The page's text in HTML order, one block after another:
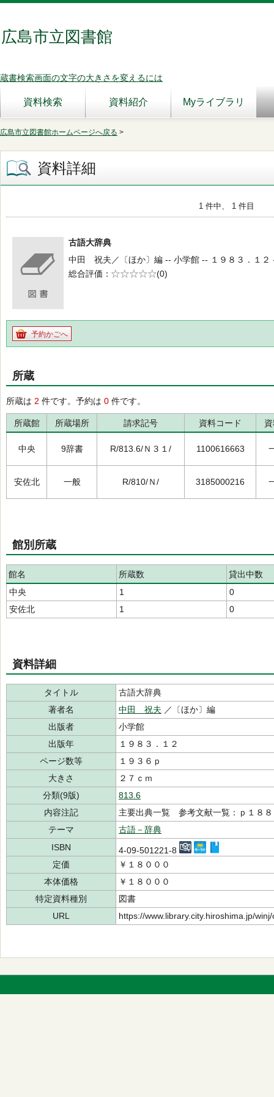
広島市立図書館
蔵書検索画面の文字の大きさを変えるには
資料検索 資料紹介 Myライブラリ
広島市立図書館ホームページへ戻る >
資料詳細
1 件中、 1 件目
古語大辞典
中田 祝夫／〔ほか〕編 -- 小学館 -- １９８３．１２
総合評価
5段階評価
(0)
予約かごへ
所蔵
所蔵は 2 件です。予約は 0 件です。
所蔵館 所蔵場所 請求記号 資料コード
中央 9辞書 R/813.6/Ｎ３１/ 1100616663
安佐北 一般 R/810/Ｎ/ 3185000216
館別所蔵
館名 所蔵数
貸出中数
中央
1
0
安佐北
1 0
資料詳細
タイトル
古語大辞典
著者名
中田 祝夫 ／〔ほか〕編
出版者
小学館
出版年
１９８３．１２
ページ数等
１９３６ｐ
大きさ
２７ｃｍ
分類(9版)
813.6
内容注記
主要出典一覧 参考文献一覧：ｐ１８
テーマ
古語－辞典
ISBN
4-09-501221-8
定価
￥１８０００
本体価格
￥１８０００
特定資料種別
図書
URL
https://www.library.city.hiroshima.jp/